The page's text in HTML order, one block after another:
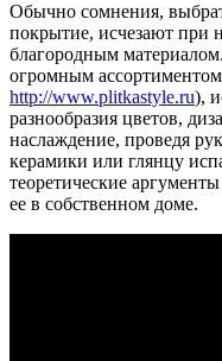
Обычно сомнения,
покрытие, исчезают при
благородным
огромным
http://www.plitkastyle.ru),
разнообразия цветов,
наслаждение, проведя
керамики или глянцу
теоретические
ее в собственном доме.